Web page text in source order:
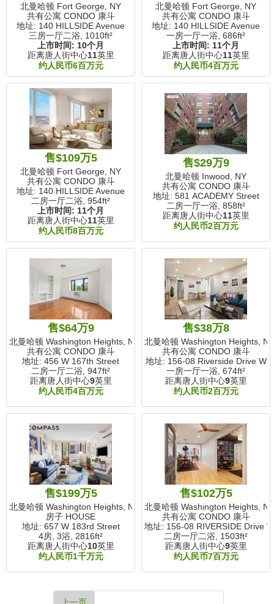
北曼哈顿 Fort George, NY
共有公寓 CONDO 康斗
地址: 140 HILLSIDE Avenue
三房一厅二浴, 1010ft²
上市时间: 10个月
距离唐人街中心11英里
约人民币6百万元
北曼哈顿 Fort George, NY
共有公寓 CONDO 康斗
地址: 140 HILLSIDE Avenue
一房一厅一浴, 686ft²
上市时间: 11个月
距离唐人街中心11英里
约人民币4百万元
售$109万5
北曼哈顿 Fort George, NY
共有公寓 CONDO 康斗
地址: 140 HILLSIDE Avenue
二房一厅二浴, 954ft²
上市时间: 11个月
距离唐人街中心11英里
约人民币8百万元
售$29万9
北曼哈顿 Inwood, NY
共有公寓 CONDO 康斗
地址: 581 ACADEMY Street
二房一厅一浴, 858ft²
距离唐人街中心11英里
约人民币2百万元
售$64万9
北曼哈顿 Washington Heights, NY
共有公寓 CONDO 康斗
地址: 456 W 167th Street
二房一厅二浴, 947ft²
距离唐人街中心9英里
约人民币4百万元
售$38万8
北曼哈顿 Washington Heights, NY
共有公寓 CONDO 康斗
地址: 156-08 Riverside Drive W
一房一厅一浴, 674ft²
距离唐人街中心9英里
约人民币2百万元
售$199万5
北曼哈顿 Washington Heights, NY
房子 HOUSE
地址: 657 W 183rd Street
4房, 3浴, 2816ft²
距离唐人街中心10英里
约人民币1千万元
售$102万5
北曼哈顿 Washington Heights, NY
共有公寓 CONDO 康斗
地址: 156-08 RIVERSIDE Drive W
二房一厅二浴, 1503ft²
距离唐人街中心9英里
约人民币7百万元